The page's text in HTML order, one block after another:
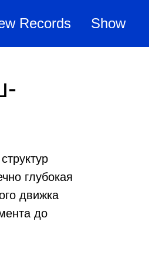
Records Show
глубокая
движка
до